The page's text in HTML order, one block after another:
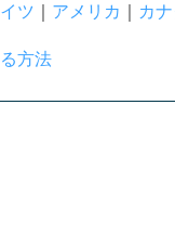
した転職エージェント
イツ アメリカ カ
方法